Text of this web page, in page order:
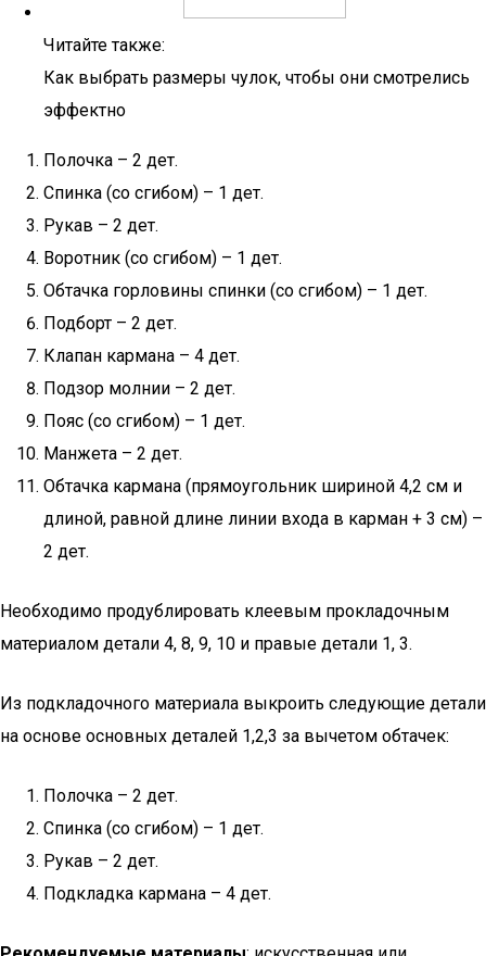
Читайте также:
Как выбрать размеры чулок, чтобы они смотрелись
эффектно
Полочка – 2 дет.
Спинка (со сгибом) – 1 дет.
Рукав – 2 дет.
Воротник (со сгибом) – 1 дет.
Обтачка горловины спинки (со сгибом) – 1 дет.
Подборт – 2 дет.
Клапан кармана – 4 дет.
Подзор молнии – 2 дет.
Пояс (со сгибом) – 1 дет.
Манжета – 2 дет.
Обтачка кармана (прямоугольник шириной 4,2 см и
длиной, равной длине линии входа в карман + 3 см) –
2 дет.
Необходимо продублировать клеевым прокладочным
материалом детали 4, 8, 9, 10 и правые детали 1, 3.
Из подкладочного материала выкроить следующие детали
на основе основных деталей 1,2,3 за вычетом обтачек:
Полочка – 2 дет.
Спинка (со сгибом) – 1 дет.
Рукав – 2 дет.
Подкладка кармана – 4 дет.